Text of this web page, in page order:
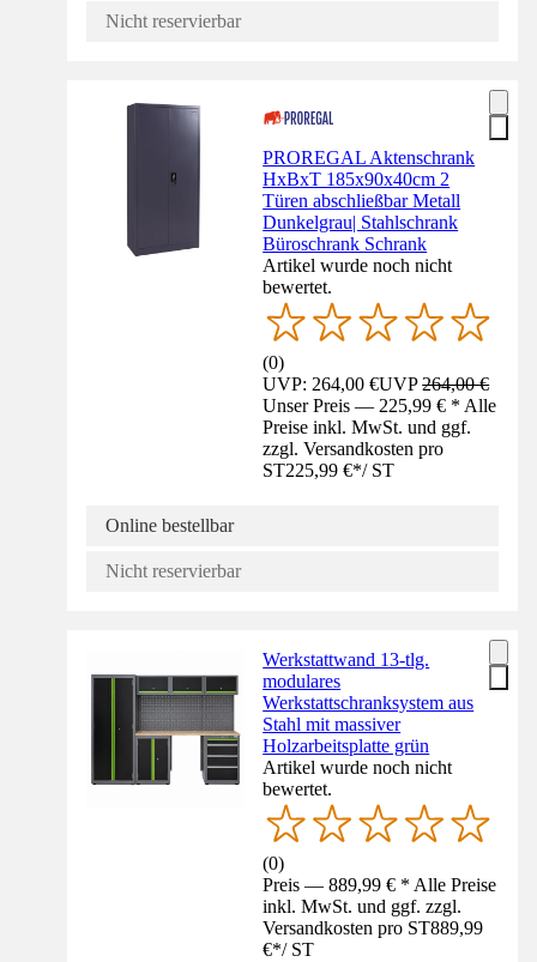
Nicht reservierbar
PROREGAL Aktenschrank
HxBxT 185x90x40cm 2
Türen abschließbar Metall
Dunkelgrau| Stahlschrank
Büroschrank Schrank
Artikel wurde noch nicht
bewertet.
(0)
UVP: 264,00 €UVP264,00 €
Unser Preis — 225,99 € * Alle
Preise inkl. MwSt. und ggf.
zzgl. Versandkosten pro
ST225,99 €*/ ST
Online bestellbar
Nicht reservierbar
Werkstattwand 13-tlg.
modulares
Werkstattschranksystem aus
Stahl mit massiver
Holzarbeitsplatte grün
Artikel wurde noch nicht
bewertet.
(0)
Preis — 889,99 € * Alle Preise
inkl. MwSt. und ggf. zzgl.
Versandkosten pro ST889,99
€*/ ST